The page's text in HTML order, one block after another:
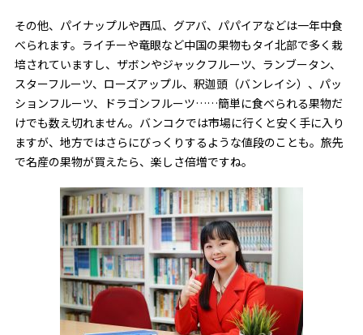
その他、パイナップルや西瓜、グアバ、パパイアなどは一年中食
べられます。ライチーや竜眼など中国の果物もタイ北部で多く栽
培されていますし、ザボンやジャックフルーツ、ランブータン、
スターフルーツ、ローズアップル、釈迦頭（バンレイシ）、パッ
ションフルーツ、ドラゴンフルーツ……簡単に食べられる果物だ
けでも数え切れません。バンコクでは市場に行くと安く手に入り
ますが、地方ではさらにびっくりするような値段のことも。旅先
で名産の果物が買えたら、楽しさ倍増ですね。